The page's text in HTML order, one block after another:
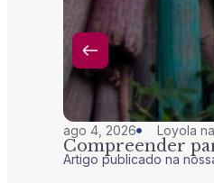
ago 4, 2026 Loyola
Compreender
Artigo publicado na